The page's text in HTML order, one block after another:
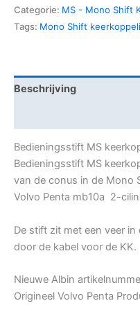
Categorie: MS - Mono Shift
Tags: Mono Shift
Beschrijving
Bedieningsstift MS
Bedieningsstift MS
van de conus in de Mono
Volvo Penta mb10a 2-
De stift zit met een veer
door de kabel voor de KK.
Nieuwe Albin
Origineel Volvo Penta